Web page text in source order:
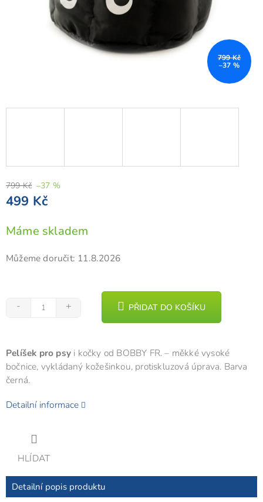
799 Kč
–37 %
799 Kč –37 %
499 Kč
Měrná
cena:
Máme skladem
Můžeme doručit: 11.8.2026
PŘIDAT DO KOŠÍKU
Pelíšek pro psy i kočky od BOBBY FR. – měkké vysoké
bočnice, vykládaný kožešinkou, protiskluzová úprava. Barva
černá.
Detailní informace
HLÍDAT
Detailní popis produktu